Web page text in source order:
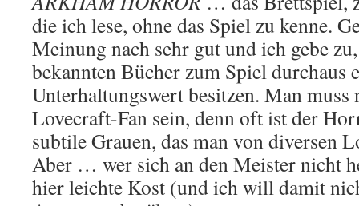
die ich lese, ohne das Spiel zu kenne.
Meinung nach sehr gut und ich gebe
bekannten Bücher zum Spiel durchaus
Unterhaltungswert besitzen. Man muss
Lovecraft-Fan sein, denn oft ist der
subtile Grauen, das man von diversen
Aber … wer sich an den Meister nicht
hier leichte Kost (und ich will damit